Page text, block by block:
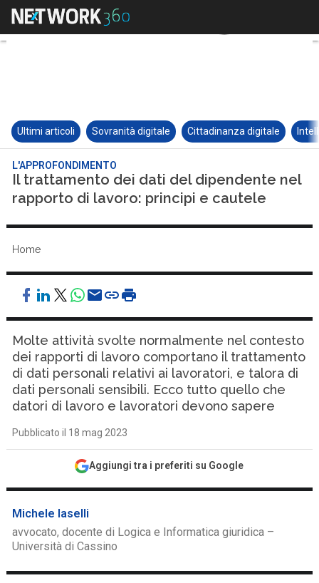
Ultimi articoli Sovranità digitale Cittadinanza digitale
L'APPROFONDIMENTO
Il trattamento dei dati del dipendente nel
rapporto di lavoro: principi e cautele
Home
Molte attività svolte normalmente nel contesto
dei rapporti di lavoro comportano il trattamento
di dati personali relativi ai lavoratori, e talora di
dati personali sensibili. Ecco tutto quello che
datori di lavoro e lavoratori devono sapere
Pubblicato il 18 mag 2023
Aggiungi tra i preferiti su Google
Michele Iaselli
avvocato, docente di Logica e Informatica giuridica –
Università di Cassino